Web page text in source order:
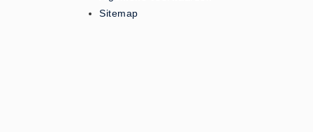
Sitemap